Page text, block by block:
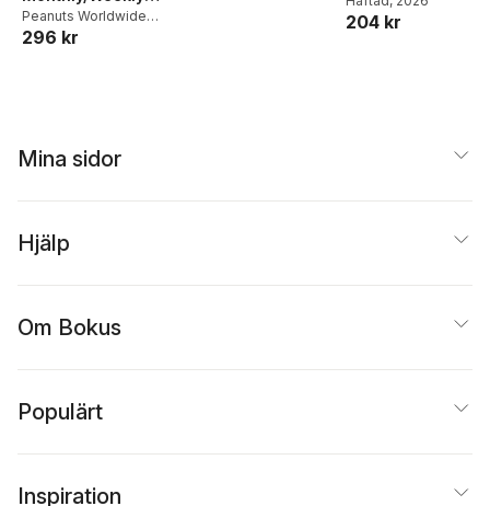
Coloring Calendar
with Stickers to
Peanuts Worldwide
LLC,Charles M. Schulz
296 kr
Caetano
204 kr
Mina sidor
Hjälp
Om Bokus
Populärt
Inspiration